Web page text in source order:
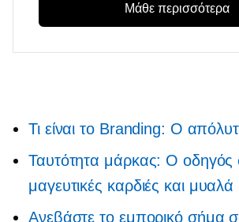
Μάθε περισσότερα
Τι είναι το Branding: Ο
Ταυτότητα μάρκας: Ο οδηγός
μαγευτικές καρδιές και μυαλά
Ανεβάστε το εμπορικό σήμα